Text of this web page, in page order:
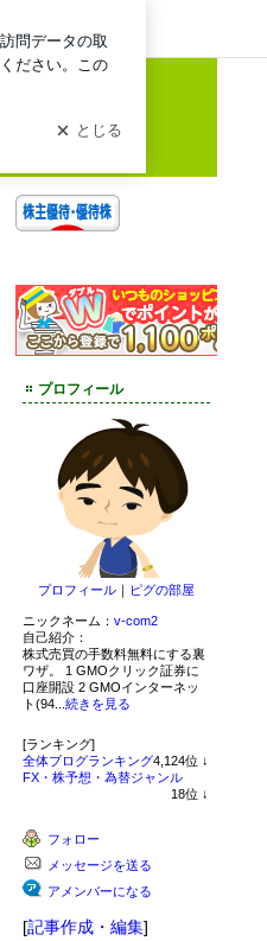
プロフィール
プロフィール ｜ ピグの部屋
ニックネーム： v-com2
自己紹介：
株式売買の手数料無料にする裏
ワザ。 1 GMOクリック証券に
口座開設 2 GMOインターネッ
ト(94... 続きを見る
[ランキング]
全体ブログランキング4,124位 ↓
FX・株予想・為替ジャンル
18位 ↓
フォロー
メッセージを送る
アメンバーになる
[記事作成・編集]